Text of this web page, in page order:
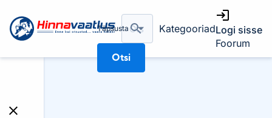
Täpsusta
Otsi
KategooriadLogi sisse
Foorum